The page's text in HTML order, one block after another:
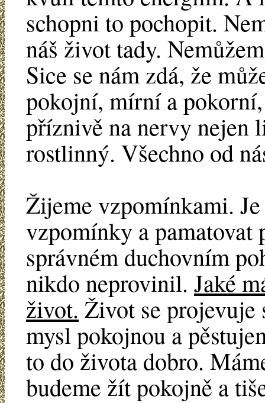
schopni to pochopit.
náš život tady.
Sice se nám zdá, že
pokojní, mírní a
příznivě na nervy nejen
rostlinný. Všechno od
Žijeme vzpomínkami.
vzpomínky a pamatovat
správném duchovním
nikdo neprovinil. Jaké
život. Život se
mysl pokojnou a
to do života dobro.
budeme žít pokojně a